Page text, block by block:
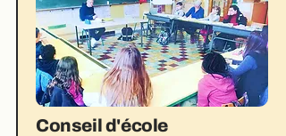
Conseil d'école